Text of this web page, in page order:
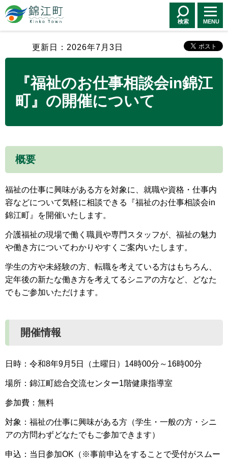
錦江町 Kinko
Town
検索 MENU
更新日：2026年7月3日
『福祉のお仕事相談会in錦江
町』の開催について
概要
福祉の仕事に興味がある方を対象に、就職や資格・仕事内
容などについて気軽に相談できる『福祉のお仕事相談会in
錦江町』を開催いたします。
介護福祉の現場で働く職員や専門スタッフが、福祉の魅力
や働き方についてわかりやすくご案内いたします。
学生の方や未経験の方、転職を考えている方はもちろん、
定年後の新たな働き方を考えてるシニアの方など、どなた
でもご参加いただけます。
開催情報
日時：令和8年9月5日（土曜日）14時00分～16時00分
場所：錦江町総合交流センター1階健康指導室
参加費：無料
対象：福祉の仕事に興味がある方（学生・一般の方・シニ
アの方問わずどなたでもご参加できます）
申込：当日参加OK（※事前申込をすることで受付がスムー